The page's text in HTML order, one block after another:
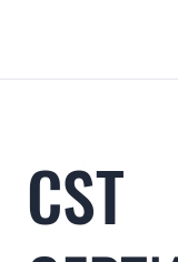
CST